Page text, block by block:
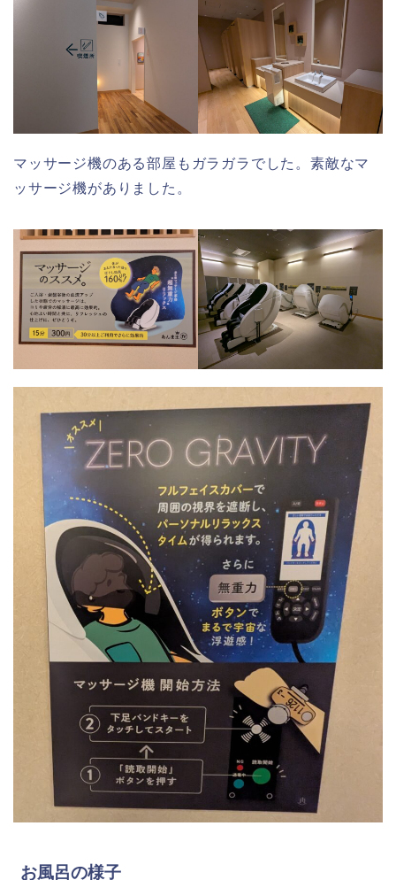
マッサージ機のある部屋もガラガラでした。素敵なマ
ッサージ機がありました。
お風呂の様子